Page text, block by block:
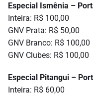
Especial Ismênia –
Inteira: R$ 100,00
GNV Prata: R$ 50,00
GNV Branco: R$ 100,00
GNV Clubes: R$ 100,00
Especial Pitangui –
Inteira: R$ 60,00